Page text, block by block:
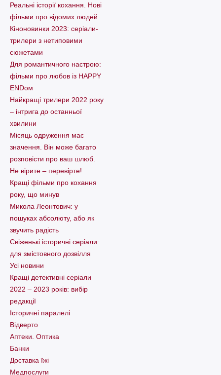
Реальні історії кохання. Нові
фільми про відомих людей
Кіноновинки 2023: серіали-
трилери з нетиповими
сюжетами
Для романтичного настрою:
фільми про любов із HAPPY
ENDом
Найкращі трилери 2022 року
– інтрига до останньої
хвилини
Місяць одруження має
значення. Він може багато
розповісти про ваш шлюб.
Не вірите – перевірте!
Кращі фільми про кохання
року, що минув
Микола Леонтович: у
пошуках абсолюту, або як
звучить радість
Свіженькі історичні серіали:
для змістовного дозвілля
Усі новини
Кращі детективні серіали
2022 – 2023 років: вибір
редакції
Історичні паралелі
Відверто
Аптеки. Оптика
Банки
Доставка їжі
Медпослуги